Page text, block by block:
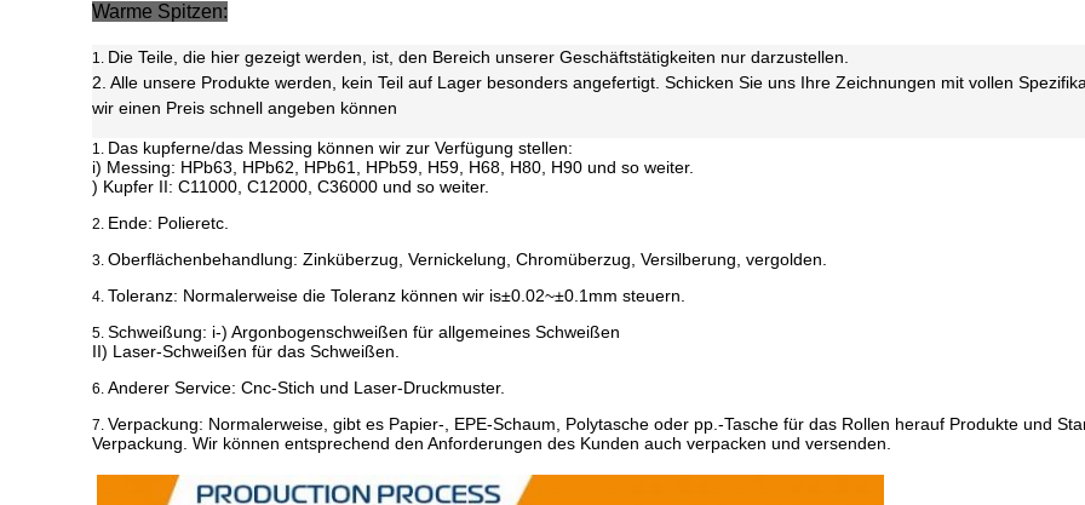
Warme Spitzen:
1. Die Teile, die hier gezeigt werden, ist, den Bereich unserer Geschäftstätigkeiten nur darzustellen.
2. Alle unsere Produkte werden, kein Teil auf Lager besonders angefertigt. Schicken Sie uns Ihre Zeichnungen mit vollen
wir einen Preis schnell angeben können
1. Das kupferne/das Messing können wir zur Verfügung stellen:
i) Messing: HPb63, HPb62, HPb61, HPb59, H59, H68, H80, H90 und so weiter.
) Kupfer II: C11000, C12000, C36000 und so weiter.
2. Ende: Polieretc.
3. Oberflächenbehandlung: Zinküberzug, Vernickelung, Chromüberzug, Versilberung, vergolden.
4. Toleranz: Normalerweise die Toleranz können wir is±0.02~±0.1mm steuern.
5. Schweißung: i-) Argonbogenschweißen für allgemeines Schweißen
II) Laser-Schweißen für das Schweißen.
6. Anderer Service: Cnc-Stich und Laser-Druckmuster.
7. Verpackung: Normalerweise, gibt es Papier-, EPE-Schaum, Polytasche oder pp.-Tasche für das Rollen herauf Produkte und
Verpackung. Wir können entsprechend den Anforderungen des Kunden auch verpacken und versenden.